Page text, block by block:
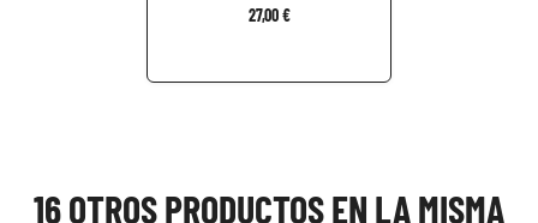
27,00 €
16 OTROS PRODUCTOS EN LA MISMA